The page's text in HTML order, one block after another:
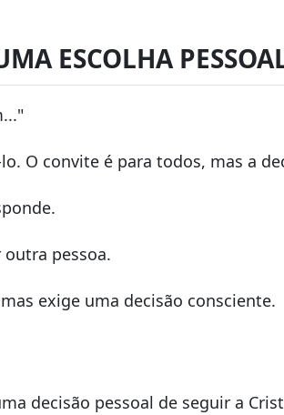
ESCOLHA
O convite é para todos, mas a
pessoa.
exige uma decisão consciente.
decisão pessoal de seguir a